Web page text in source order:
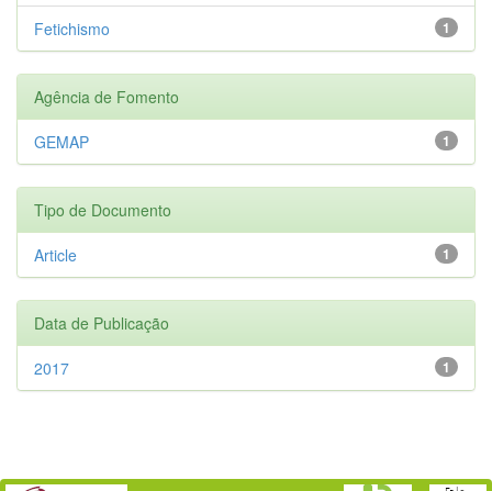
1
Fetichismo
Agência de Fomento
1
GEMAP
Tipo de Documento
1
Article
Data de Publicação
1
2017